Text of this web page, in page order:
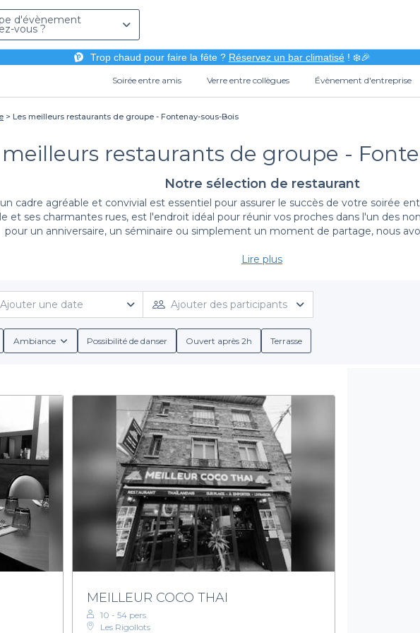
d'évènement
vous ?
Trop chaud pour faire la fête ? Réservez un bar climatisé! ❄️🎉
Soirée entre amis Verre entre collègues Évènement d'entreprise
Les meilleurs restaurants de groupe - Fontenay-sous-Bois
meilleurs restaurants de groupe -
Notre sélection de restaurant
cadre agréable et convivial est essentiel pour assurer le succès de votre soirée
et ses charmantes rues, est l'endroit idéal pour réunir vos proches dans l'un des
pour un anniversaire, un séminaire ou simplement un moment de partage, nous
mettons à votre disposition une sélection desmeilleurs restaurants de groupe à
qui répondent à tous vos besoins. Que vous soyez à la recherche
proposent des options adaptées à vos préférences culinaires. Vous trouverez
rafraîchissants, des vins soigneusement sélectionnés, et des boissons non
c'est faire le choix de la simplicité. En quelques clics, vous pouvez
vous permet d'accéder à des informations détaillées concernant les
transparence vous aide à vous organiser sereinement, en vous concentrant
meilleurs restaurants de groupe à Fontenay-sous-Bois
pour la simplicité et l'efficacité pour concrétiser votre projet d'événement et créer
Lire plus
Ajouter une date Ajouter des participants
Ambiance Possibilité de danser Ouvert après 2h Terrasse
MEILLEUR COCO THAI
10 - 54 pers.
Les Rigollots